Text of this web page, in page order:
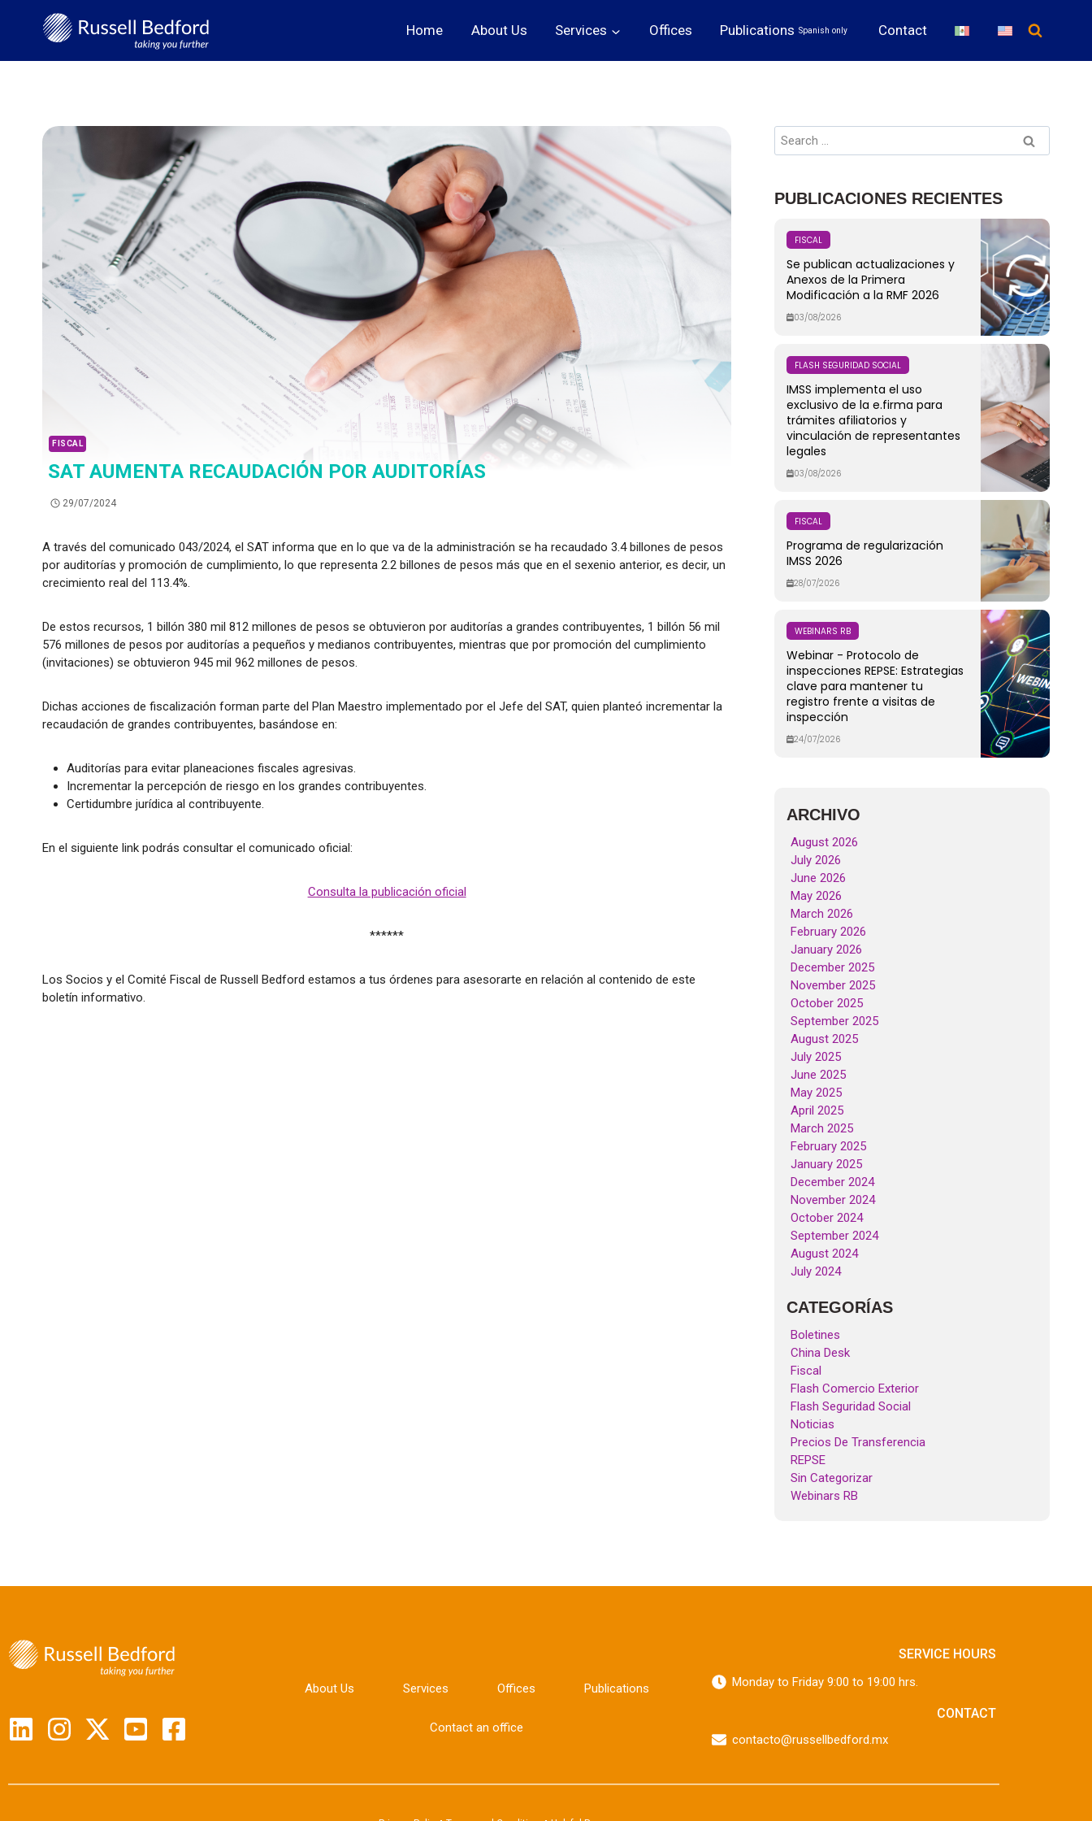
Home About Us Services Offices Publications Spanish only Contact
FISCAL
SAT AUMENTA RECAUDACIÓN POR AUDITORÍAS
29/07/2024
A través del comunicado 043/2024, el SAT informa que en lo que va de la administración se ha recaudado 3.4 billones de pesos
por auditorías y promoción de cumplimiento, lo que representa 2.2 billones de pesos más que en el sexenio anterior, es decir, un
crecimiento real del 113.4%.
De estos recursos, 1 billón 380 mil 812 millones de pesos se obtuvieron por auditorías a grandes contribuyentes, 1 billón 56 mil
576 millones de pesos por auditorías a pequeños y medianos contribuyentes, mientras que por promoción del cumplimiento
(invitaciones) se obtuvieron 945 mil 962 millones de pesos.
Dichas acciones de fiscalización forman parte del Plan Maestro implementado por el Jefe del SAT, quien planteó incrementar la
recaudación de grandes contribuyentes, basándose en:
Auditorías para evitar planeaciones fiscales agresivas.
Incrementar la percepción de riesgo en los grandes contribuyentes.
Certidumbre jurídica al contribuyente.
En el siguiente link podrás consultar el comunicado oficial:
Consulta la publicación oficial
******
Los Socios y el Comité Fiscal de Russell Bedford estamos a tus órdenes para asesorarte en relación al contenido de este
boletín informativo.
PUBLICACIONES RECIENTES
FISCAL
Se publican actualizaciones y
Anexos de la Primera
Modificación a la RMF 2026
03/08/2026
FLASH SEGURIDAD SOCIAL
IMSS implementa el uso
exclusivo de la e.firma para
trámites afiliatorios y
vinculación de representantes
legales
03/08/2026
FISCAL
Programa de regularización
IMSS 2026
28/07/2026
WEBINARS RB
Webinar - Protocolo de
inspecciones REPSE: Estrategias
clave para mantener tu
registro frente a visitas de
inspección
24/07/2026
ARCHIVO
August 2026
July 2026
June 2026
May 2026
March 2026
February 2026
January 2026
December 2025
November 2025
October 2025
September 2025
August 2025
July 2025
June 2025
May 2025
April 2025
March 2025
February 2025
January 2025
December 2024
November 2024
October 2024
September 2024
August 2024
July 2024
CATEGORÍAS
Boletines
China Desk
Fiscal
Flash Comercio Exterior
Flash Seguridad Social
Noticias
Precios De Transferencia
REPSE
Sin Categorizar
Webinars RB
About Us Services Offices Publications
Contact an office
SERVICE HOURS
Monday to Friday 9:00 to 19:00 hrs.
CONTACT
contacto@russellbedford.mx